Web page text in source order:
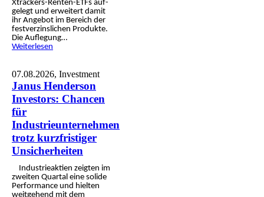
Xtrackers-Renten-ETFs auf­
gelegt und er­weitert damit
ihr Angebot im Bereich der
fest­ver­zins­lichen Produkte.
Die Auf­legung…
Weiterlesen
07.08.2026, Investment
Janus Henderson
Investors: Chancen
für
Industrieunternehmen
trotz kurzfristiger
Unsicherheiten
Industrie­aktien zeigten im
zweiten Quartal eine solide
Perfor­mance und hielten
weitgehend mit dem